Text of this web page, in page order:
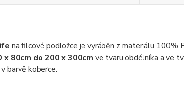
na filcové podložce je vyráběn z materiálu 100%
x 80cm do 200 x 300cm ve tvaru obdélníka a ve
barvě koberce.